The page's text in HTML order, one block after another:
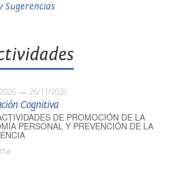
Sugerencias
26/11/2026
Cognitiva
DE PROMOCIÓN DE LA
PERSONAL Y PREVENCIÓN DE LA